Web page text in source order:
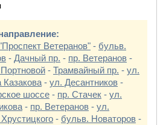
Ветеранов" - бульв.
- Дачный пр. - пр. Ветеранов -
- Трамвайный пр. - ул.
- ул. Десантников -
шоссе - пр. Стачек - ул.
- пр. Ветеранов - ул.
- бульв. Новаторов -